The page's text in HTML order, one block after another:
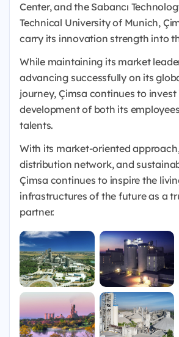
Center, and the Sabancı
Technical University of Munich,
carry its innovation strength into
While maintaining its market
advancing successfully on its
journey, Çimsa continues to invest
development of both its
talents.
With its market-oriented
distribution network, and
Çimsa continues to inspire the
infrastructures of the future as a
partner.